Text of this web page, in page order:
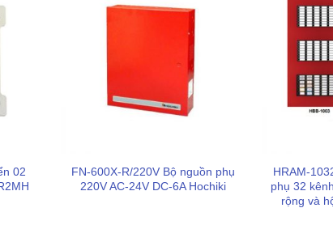
02
FN-600X-R/220V Bộ nguồn phụ
220V AC-24V DC-6A Hochiki
HRAM-
phụ 32
rộng và